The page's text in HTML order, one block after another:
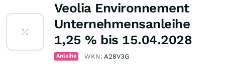
Veolia Environnement
Unternehmensanleihe
1,25 % bis 15.04.2028
Anleihe WKN:A28V3G